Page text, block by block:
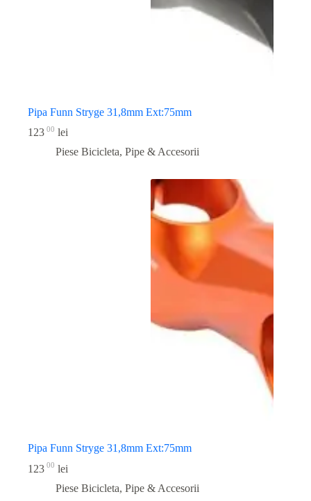
Pipa Funn Stryge 31,8mm Ext:75mm
123 00 lei
Piese Bicicleta, Pipe & Accesorii
Pipa Funn Stryge 31,8mm Ext:75mm
123 00 lei
Piese Bicicleta, Pipe & Accesorii